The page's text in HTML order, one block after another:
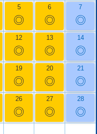
5
◎
6
◎
7
◎
12
◎
13
◎
14
◎
19
◎
20
◎
21
◎
26
◎
27
◎
28
◎